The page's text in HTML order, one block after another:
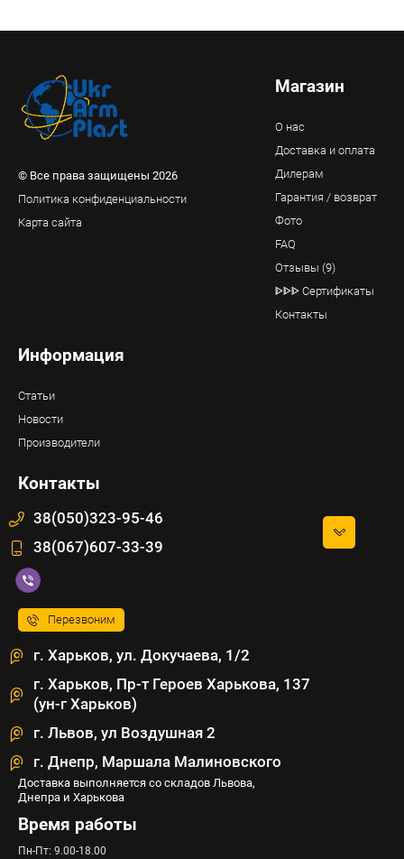
© Все права защищены 2026
Политика конфиденциальности
Карта сайта
Магазин
О нас
Доставка и оплата
Дилерам
Гарантия / возврат
Фото
FAQ
Отзывы (9)
ᐈᐈᐈ Сертификаты
Контакты
Информация
Статьи
Новости
Производители
Контакты
38(050)323-95-46
38(067)607-33-39
Перезвоним
г. Харьков, ул. Докучаева, 1/2
г. Харьков, Пр-т Героев Харькова, 137
(ун-г Харьков)
г. Львов, ул Воздушная 2
г. Днепр, Маршала Малиновского
Доставка выполняется со складов Львова,
Днепра и Харькова
Время работы
Пн-Пт: 9.00-18.00